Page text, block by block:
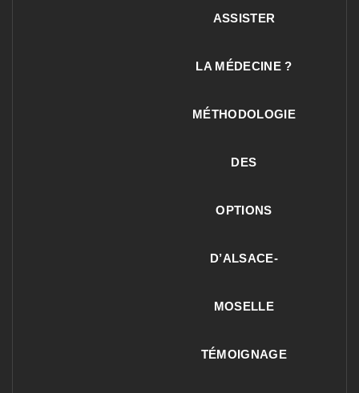
ASSISTER
LA MÉDECINE ?
MÉTHODOLOGIE
DES
OPTIONS
D’ALSACE-
MOSELLE
TÉMOIGNAGE